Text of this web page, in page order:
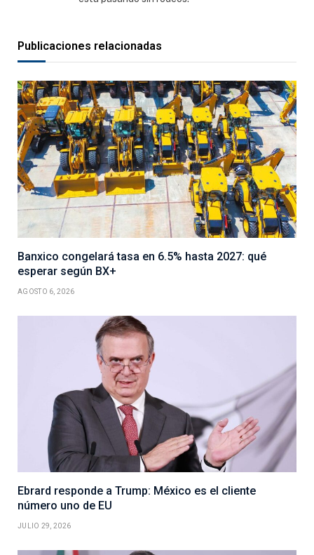
Publicaciones relacionadas
Banxico congelará tasa en 6.5% hasta 2027: qué
esperar según BX+
AGOSTO 6, 2026
Ebrard responde a Trump: México es el cliente
número uno de EU
JULIO 29, 2026